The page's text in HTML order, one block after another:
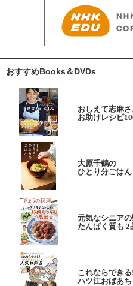
おすすめBooks＆DVDs
おしえて志麻
お助けレシピ
大原千鶴の
ひとり分ごはん
元気なシニア
たんぱく質も 2
これならできる!
ハツ江おばあ